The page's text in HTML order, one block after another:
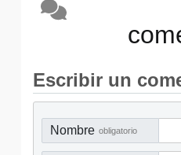
Escribir un
Nombre obligatorio